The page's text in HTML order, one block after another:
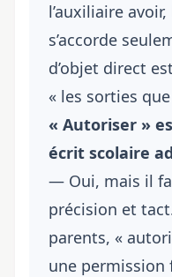
l’auxiliaire
s’accorde
d’objet direct
« les sorties
« Autoriser »
écrit scolaire
— Oui, mais il
précision et
parents, «
une permission